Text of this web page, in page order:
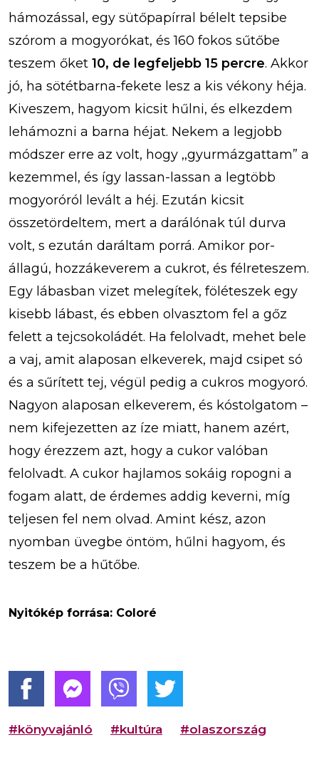
hámozással, egy sütőpapírral bélelt tepsibe
szórom a mogyorókat, és 160 fokos sűtőbe
teszem őket 10, de legfeljebb 15 percre. Akkor
jó, ha sötétbarna-fekete lesz a kis vékony héja.
Kiveszem, hagyom kicsit hűlni, és elkezdem
lehámozni a barna héjat. Nekem a legjobb
módszer erre az volt, hogy ,,gyurmázgattam” a
kezemmel, és így lassan-lassan a legtöbb
mogyoróról levált a héj. Ezután kicsit
összetördeltem, mert a darálónak túl durva
volt, s ezután daráltam porrá. Amikor por-
állagú, hozzákeverem a cukrot, és félreteszem.
Egy lábasban vizet melegítek, föléteszek egy
kisebb lábast, és ebben olvasztom fel a gőz
felett a tejcsokoládét. Ha felolvadt, mehet bele
a vaj, amit alaposan elkeverek, majd csipet só
és a sűrített tej, végül pedig a cukros mogyoró.
Nagyon alaposan elkeverem, és kóstolgatom –
nem kifejezetten az íze miatt, hanem azért,
hogy érezzem azt, hogy a cukor valóban
felolvadt. A cukor hajlamos sokáig ropogni a
fogam alatt, de érdemes addig keverni, míg
teljesen fel nem olvad. Amint kész, azon
nyomban üvegbe öntöm, hűlni hagyom, és
teszem be a hűtőbe.
Nyitókép forrása: Coloré
#könyvajánló #kultúra #olaszország